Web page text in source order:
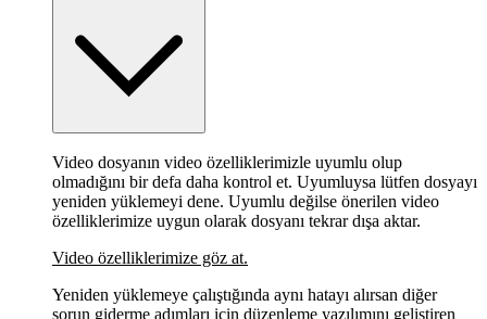
Video dosyanın video özelliklerimizle uyumlu olup
olmadığını bir defa daha kontrol et. Uyumluysa lütfen dosyayı
yeniden yüklemeyi dene. Uyumlu değilse önerilen video
özelliklerimize uygun olarak dosyanı tekrar dışa aktar.
Video özelliklerimize göz at.
Yeniden yüklemeye çalıştığında aynı hatayı alırsan diğer
sorun giderme adımları için düzenleme yazılımını geliştiren